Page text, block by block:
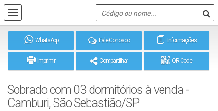
WhatsApp Fale Conosco Informações
Imprimir Compartilhar QR Code
Sobrado com 03 dormitórios à venda -
Camburi, São Sebastião/SP